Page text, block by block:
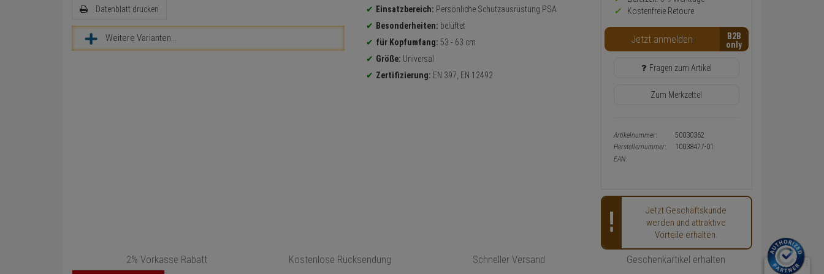
Datenblatt drucken
Weitere Varianten...
Einsatzbereich: Persönliche Schutzausrüstung PSA
Besonderheiten: belüftet
für Kopfumfang: 53 - 63 cm
Größe: Universal
Zertifizierung: EN 397, EN 12492
Warenkorb-
oder
Konfigurieren-
Button
Kostenfreie Retoure
Jetzt anmelden B2B
Fragen zum Artikel
Zum Merkzettel
Artikelnummer:
50030362
Herstellernummer:
10038477-01
EAN:
Jetzt Geschäftskunde
werden und attraktive
Vorteile erhalten.
2% Vorkasse Rabatt Kostenlose Rücksendung Schneller Versand Geschenkartikel erhalten